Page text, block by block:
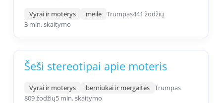
Vyrai ir moterys meilė Trumpas441 žodžių
3 min. skaitymo
Šeši stereotipai apie moteris
Vyrai ir moterys berniukai ir mergaitės Trumpas
809 žodžių5 min. skaitymo